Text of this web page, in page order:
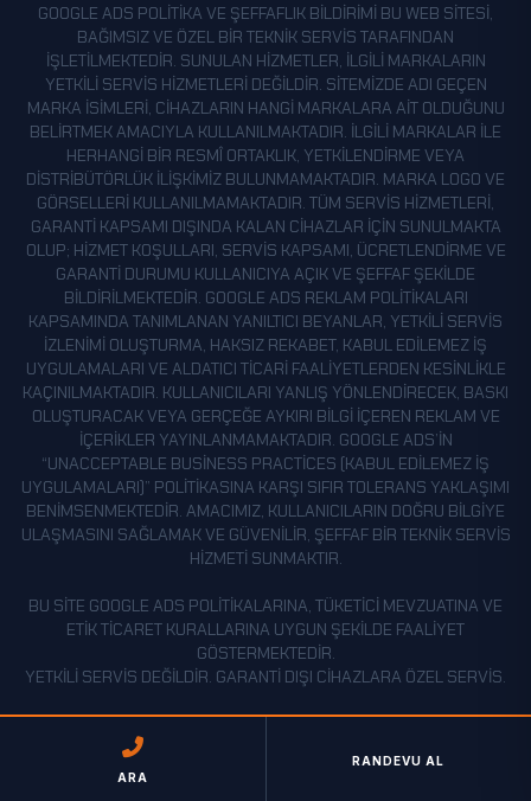
GOOGLE ADS POLITIKA VE ŞEFFAFLIK BILDIRIMI BU WEB SITESI,
BAĞIMSIZ VE ÖZEL BIR TEKNIK SERVIS TARAFINDAN
IŞLETILMEKTEDIR. SUNULAN HIZMETLER, ILGILI MARKALARIN
YETKILI SERVIS HIZMETLERI DEĞILDIR. SITEMIZDE ADI GEÇEN
MARKA ISIMLERI, CIHAZLARIN HANGI MARKALARA AIT OLDUĞUNU
BELIRTMEK AMACIYLA KULLANILMAKTADIR. İLGILI MARKALAR ILE
HERHANGI BIR RESMÎ ORTAKLIK, YETKILENDIRME VEYA
DISTRIBÜTÖRLÜK ILIŞKIMIZ BULUNMAMAKTADIR. MARKA LOGO VE
GÖRSELLERI KULLANILMAMAKTADIR. TÜM SERVIS HIZMETLERI,
GARANTI KAPSAMI DIŞINDA KALAN CIHAZLAR IÇIN SUNULMAKTA
OLUP; HIZMET KOŞULLARI, SERVIS KAPSAMI, ÜCRETLENDIRME VE
GARANTI DURUMU KULLANICIYA AÇIK VE ŞEFFAF ŞEKILDE
BILDIRILMEKTEDIR. GOOGLE ADS REKLAM POLITIKALARI
KAPSAMINDA TANIMLANAN YANILTICI BEYANLAR, YETKILI SERVIS
IZLENIMI OLUŞTURMA, HAKSIZ REKABET, KABUL EDILEMEZ IŞ
UYGULAMALARI VE ALDATICI TICARI FAALIYETLERDEN KESINLIKLE
KAÇINILMAKTADIR. KULLANICILARI YANLIŞ YÖNLENDIRECEK, BASKI
OLUŞTURACAK VEYA GERÇEĞE AYKIRI BILGI IÇEREN REKLAM VE
IÇERIKLER YAYINLANMAMAKTADIR. GOOGLE ADS’IN
“UNACCEPTABLE BUSINESS PRACTICES (KABUL EDILEMEZ İŞ
UYGULAMALARI)” POLITIKASINA KARŞI SIFIR TOLERANS YAKLAŞIMI
BENIMSENMEKTEDIR. AMACIMIZ, KULLANICILARIN DOĞRU BILGIYE
ULAŞMASINI SAĞLAMAK VE GÜVENILIR, ŞEFFAF BIR TEKNIK SERVIS
HIZMETI SUNMAKTIR.
BU SITE GOOGLE ADS POLITIKALARINA, TÜKETICI MEVZUATINA VE
ETIK TICARET KURALLARINA UYGUN ŞEKILDE FAALIYET
GÖSTERMEKTEDIR.
YETKILI SERVIS DEĞILDIR. GARANTI DIŞI CIHAZLARA ÖZEL SERVIS.
ARA
RANDEVU AL